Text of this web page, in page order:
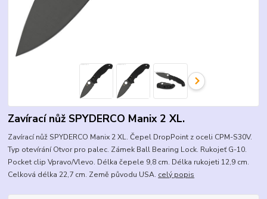
Zavírací nůž SPYDERCO Manix 2 XL.
Zavírací nůž SPYDERCO Manix 2 XL. Čepel DropPoint z oceli CPM-S30V.
Typ otevírání Otvor pro palec. Zámek Ball Bearing Lock. Rukojeť G-10.
Pocket clip Vpravo/Vlevo. Délka čepele 9,8 cm. Délka rukojeti 12,9 cm.
Celková délka 22,7 cm. Země původu USA. celý popis